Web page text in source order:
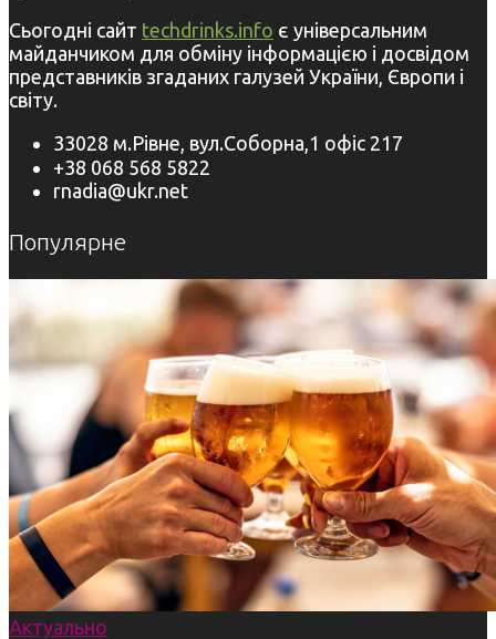
Сьогодні сайт techdrinks.info є універсальним
майданчиком для обміну інформацією і досвідом
представників згаданих галузей України, Європи і
світу.
33028 м.Рівне, вул.Соборна,1 офіс 217
+38 068 568 5822
rnadia@ukr.net
Популярне
Актуально